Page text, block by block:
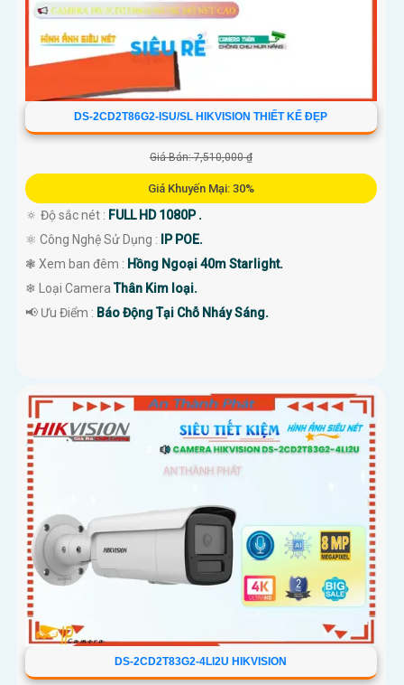
DS-2CD2T86G2-ISU/SL HIKVISION THIẾT KẾ ĐẸP
Giá Bán: 7,510,000 ₫
Giá Khuyến Mại: 30%
🔅 Độ sắc nét : FULL HD 1080P .
⚛️ Công Nghệ Sử Dụng :
IP POE.
❃ Xem ban đêm : Hồng Ngoại 40m Starlight.
❄ Loại CameraThân Kim loại.
️📢 Ưu Điểm : Báo Động Tại Chỗ Nháy Sáng.
DS-2CD2T83G2-4LI2U HIKVISION